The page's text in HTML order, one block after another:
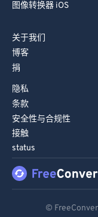
图像转换器 iOS
关于我们
博客
捐
隐私
条款
安全性与合规性
接触
status
©